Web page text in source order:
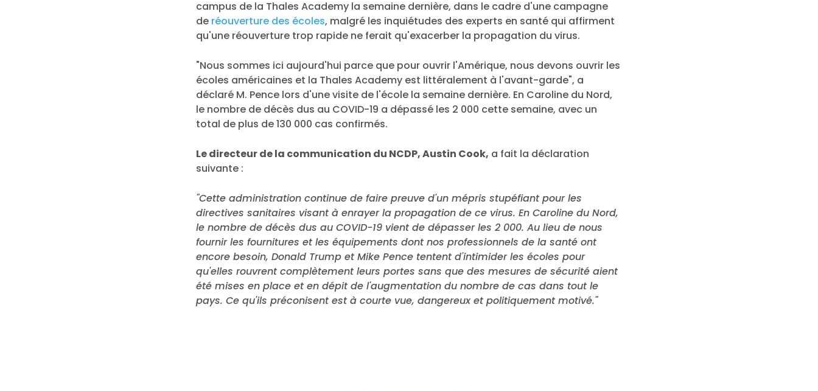
campus de la Thales Academy la semaine dernière, dans le cadre d'une campagne
de réouverture des écoles, malgré les inquiétudes des experts en santé qui affirment
qu'une réouverture trop rapide ne ferait qu'exacerber la propagation du virus.
"Nous sommes ici aujourd'hui parce que pour ouvrir l'Amérique, nous devons ouvrir les
écoles américaines et la Thales Academy est littéralement à l'avant-garde", a
déclaré M. Pence lors d'une visite de l'école la semaine dernière. En Caroline du Nord,
le nombre de décès dus au COVID-19 a dépassé les 2 000 cette semaine, avec un
total de plus de 130 000 cas confirmés.
Le directeur de la communication du NCDP, Austin Cook, a fait la déclaration
suivante :
"Cette administration continue de faire preuve d'un mépris stupéfiant pour les
directives sanitaires visant à enrayer la propagation de ce virus. En Caroline du Nord,
le nombre de décès dus au COVID-19 vient de dépasser les 2 000. Au lieu de nous
fournir les fournitures et les équipements dont nos professionnels de la santé ont
encore besoin, Donald Trump et Mike Pence tentent d'intimider les écoles pour
qu'elles rouvrent complètement leurs portes sans que des mesures de sécurité aient
été mises en place et en dépit de l'augmentation du nombre de cas dans tout le
pays. Ce qu'ils préconisent est à courte vue, dangereux et politiquement motivé."